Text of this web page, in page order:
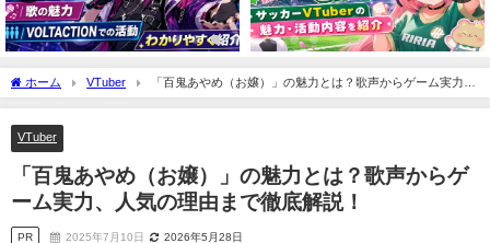
ホーム VTuber
「百鬼あやめ（お嬢）」の魅力とは？歌声からゲーム実力、
人気の理由まで徹底解説！
VTuber
「百鬼あやめ（お嬢）」の魅力とは？歌声からゲ
ーム実力、人気の理由まで徹底解説！
PR 2025年7月10日 2026年5月28日